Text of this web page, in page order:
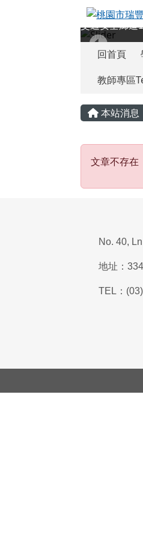
桃園市瑞豐國
交通安全廊道
回首頁
教師專區
主內容
本站消息
文章不
文章不存在
No. 40,
地址：
TEL ：